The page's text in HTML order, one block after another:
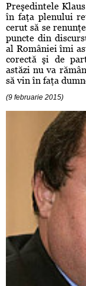
Preşedintele
în faţa plenului
cerut să se
puncte din
al României îmi
corectă şi de
astăzi nu va
să vin în faţa
(9 februarie 2015)